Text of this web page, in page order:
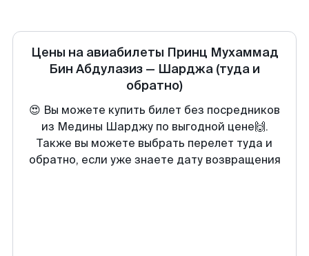
Цены на авиабилеты Принц Мухаммад
Бин Абдулазиз — Шарджа (туда и
обратно)
😍 Вы можете купить билет без посредников
из Медины Шарджу по выгодной цене🙌.
Также вы можете выбрать перелет туда и
обратно, если уже знаете дату возвращения